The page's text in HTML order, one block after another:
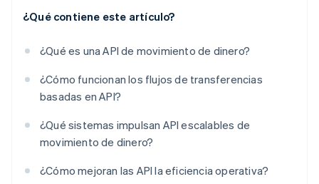
¿Qué contiene este artículo?
¿Qué es una API de movimiento de dinero?
¿Cómo funcionan los flujos de transferencias
basadas en API?
¿Qué sistemas impulsan API escalables de
movimiento de dinero?
¿Cómo mejoran las API la eficiencia operativa?